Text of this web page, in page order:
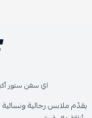
اي سفن ستور
يقدّم ملابس رجالية